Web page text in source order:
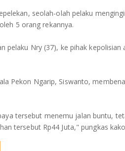
seolah-olah pelaku
5 orang rekannya.
Nry (37), ke pihak kepolisian
Pekon Ngarip, Siswanto,
tersebut menemu jalan buntu,
tersebut Rp44 Juta," pungkas